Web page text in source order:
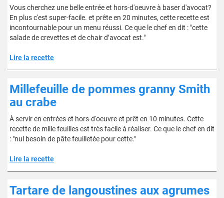
Vous cherchez une belle entrée et hors-d'oeuvre à baser d'avocat?
En plus c'est super-facile. et prête en 20 minutes, cette recette est
incontournable pour un menu réussi. Ce que le chef en dit : "cette
salade de crevettes et de chair d’avocat est."
Lire la recette
Millefeuille de pommes granny Smith
au crabe
À servir en entrées et hors-d'oeuvre et prêt en 10 minutes. Cette
recette de mille feuilles est très facile à réaliser. Ce que le chef en dit
: "nul besoin de pâte feuilletée pour cette."
Lire la recette
Tartare de langoustines aux agrumes